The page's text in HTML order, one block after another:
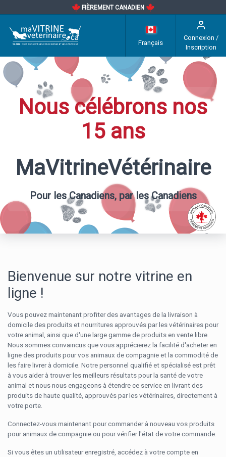
FIÈREMENT CANADIEN
Français
Connexion /
Inscription
Nous célébrons nos
15 ans
MaVitrineVétérinaire
Pour les Canadiens, par les Canadiens
Bienvenue sur notre vitrine en
ligne !
Vous pouvez maintenant profiter des avantages de la livraison à
domicile des produits et nourritures approuvés par les vétérinaires pour
votre animal, ainsi que d'une large gamme de produits en vente libre.
Nous sommes convaincus que vous apprécierez la facilité d'acheter en
ligne des produits pour vos animaux de compagnie et la commodité de
les faire livrer à domicile. Notre personnel qualifié et spécialisé est prêt
à vous aider à trouver les meilleurs résultats pour la santé de votre
animal et nous nous engageons à étendre ce service en livrant des
produits de haute qualité, approuvés par les vétérinaires, directement à
votre porte.
Connectez-vous maintenant pour commander à nouveau vos produits
pour animaux de compagnie ou pour vérifier l'état de votre commande.
Si vous êtes un utilisateur enregistré, accédez à votre compte en